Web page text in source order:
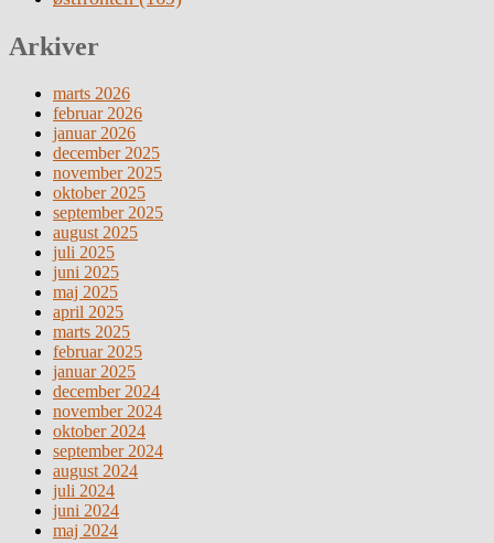
Arkiver
marts 2026
februar 2026
januar 2026
december 2025
november 2025
oktober 2025
september 2025
august 2025
juli 2025
juni 2025
maj 2025
april 2025
marts 2025
februar 2025
januar 2025
december 2024
november 2024
oktober 2024
september 2024
august 2024
juli 2024
juni 2024
maj 2024